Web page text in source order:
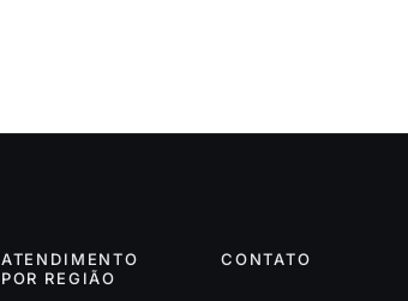
ATENDIMENTO
POR REGIÃO
CONTATO